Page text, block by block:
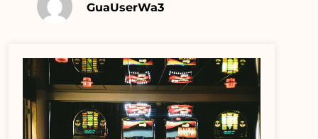
GuaUserWa3